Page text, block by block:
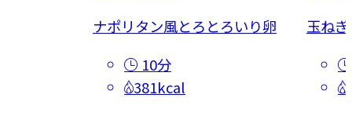
ナポリタン風とろとろいり卵
10分
381kcal
玉ね